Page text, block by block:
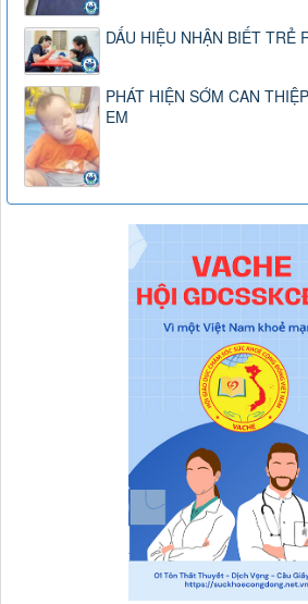
DẤU HIỆU NHẬN BIẾT TRẺ
PHÁT HIỆN SỚM CAN
EM